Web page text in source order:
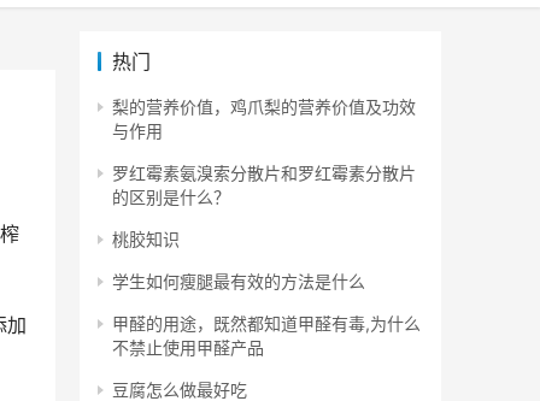
加
热门
梨的营养价值，鸡爪梨的营养价值及功效
与作用
罗红霉素氨溴索分散片和罗红霉素分散片
的区别是什么？
桃胶知识
学生如何瘦腿最有效的方法是什么
甲醛的用途，既然都知道甲醛有毒,为什么
不禁止使用甲醛产品
豆腐怎么做最好吃